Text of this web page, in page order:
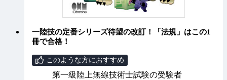
一陸技の定番シリーズ待望の改訂！「法規」はこの1
冊で合格！
このような方におすすめ
第一級陸上無線技術士試験の受験者